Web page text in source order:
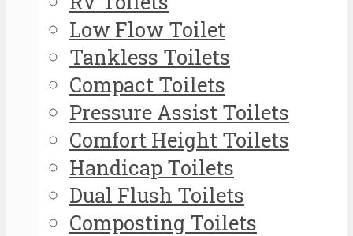
Low Flow Toilet
Tankless Toilets
Compact Toilets
Pressure Assist Toilets
Comfort Height Toilets
Handicap Toilets
Dual Flush Toilets
Composting Toilets